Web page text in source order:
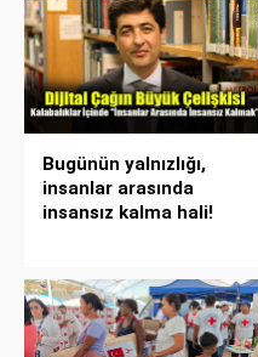
Bugünün yalnızlığı,
insanlar arasında
insansız kalma hali!